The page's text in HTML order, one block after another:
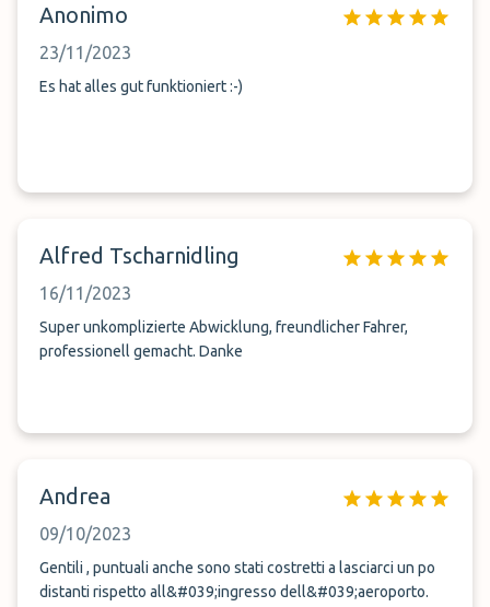
Anonimo
23/11/2023
Es hat alles gut funktioniert :-)
Alfred Tscharnidling
16/11/2023
Super unkomplizierte Abwicklung, freundlicher Fahrer,
professionell gemacht. Danke
Andrea
09/10/2023
Gentili , puntuali anche sono stati costretti a lasciarci un po
distanti rispetto all&#039;ingresso dell&#039;aeroporto.